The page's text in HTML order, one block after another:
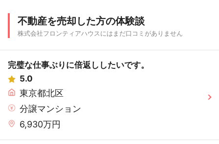
不動産を売却した方の体験談
株式会社フロンティアハウスにはまだ口コミがありません
完璧な仕事ぶりに倍返ししたいです。
5.0
東京都北区
分譲マンション
6,930万円